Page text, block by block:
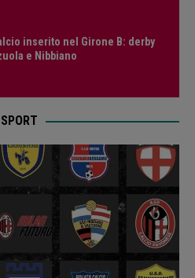
inserito nel Girone B: derby
e Nibbiano
SPORT